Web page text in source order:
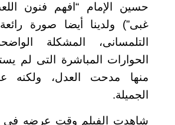
حسين الإمام “افهم فنون
غبى”) ولدينا أيضا صورة
التلمسانى، المشكلة
الحوارات المباشرة التى لم
منها مدحت العدل، ولكنه
الجميلة.
شاهدت الفيلم وقت عرضه فى